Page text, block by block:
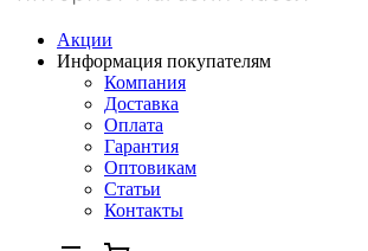
Акции
Информация покупателям
Компания
Доставка
Оплата
Гарантия
Оптовикам
Статьи
Контакты